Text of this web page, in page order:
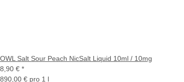
OWL Salt Sour Peach NicSalt Liquid 10ml / 10mg
8,90 € *
890,00 € pro 1 l